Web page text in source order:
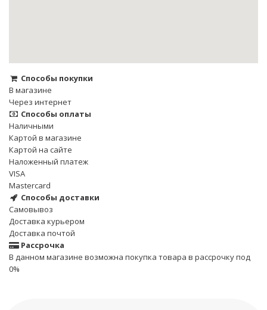
Способы покупки
В магазине
Через интернет
Способы оплаты
Наличными
Картой в магазине
Картой на сайте
Наложенный платеж
VISA
Mastercard
Способы доставки
Cамовывоз
Доставка курьером
Доставка почтой
Рассрочка
В данном магазине возможна покупка товара в рассрочку под
0%